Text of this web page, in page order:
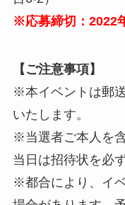
※応募締切：2022
【ご注意事項】
※本イベントは郵
いたします。
※当選者ご本人を
当日は招待状を必
※都合により、イ